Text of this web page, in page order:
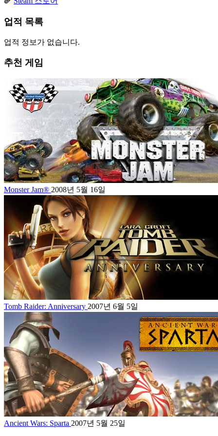
업적 목록
업적 정보가 없습니다.
추천 게임
Monster Jam® 2008년 5월 16일
Tomb Raider: Anniversary 2007년 6월 5일
Ancient Wars: Sparta 2007년 5월 25일